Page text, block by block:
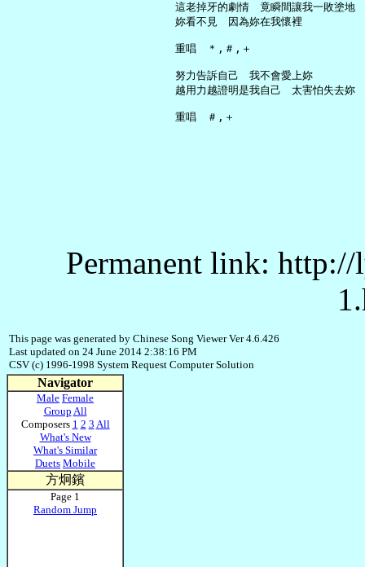
     這老掉牙的劇情　竟瞬間讓我一敗塗地
     妳看不見　因為妳在我懷裡
     重唱　＊,＃,＋
     努力告訴自己　我不會愛上妳
     越用力越證明是我自己　太害怕失去妳
Permanent link:
This page was generated by Chinese Song Viewer Ver 4.6.426
Last updated on 24 June 2014 2:38:16 PM
CSV (c) 1996-1998 System Request Computer Solution
Navigator
Male Female
Group All
Composers 1 2 3 All
What's New
What's Similar
Duets Mobile
方炯鑌
Page 1
Random Jump